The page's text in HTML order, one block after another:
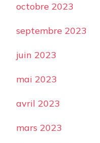
octobre 2023
septembre 2023
juin 2023
mai 2023
avril 2023
mars 2023